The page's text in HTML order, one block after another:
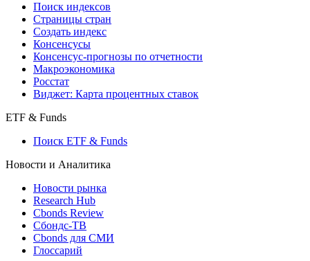
Поиск индексов
Страницы стран
Создать индекс
Консенсусы
Консенсус-прогнозы по отчетности
Макроэкономика
Росстат
Виджет: Карта процентных ставок
ETF & Funds
Поиск ETF & Funds
Новости и Аналитика
Новости рынка
Research Hub
Cbonds Review
Сбондс-ТВ
Cbonds для СМИ
Глоссарий